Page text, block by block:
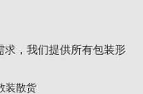
求，我们提供所有包装形
装散货